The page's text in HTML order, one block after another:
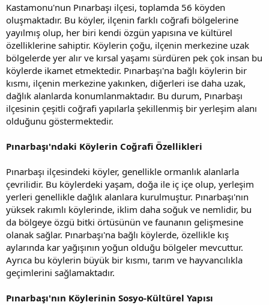
Kastamonu'nun Pınarbaşı ilçesi, toplamda 56 köyden
oluşmaktadır. Bu köyler, ilçenin farklı coğrafi bölgelerine
yayılmış olup, her biri kendi özgün yapısına ve kültürel
özelliklerine sahiptir. Köylerin çoğu, ilçenin merkezine uzak
bölgelerde yer alır ve kırsal yaşamı sürdüren pek çok insan bu
köylerde ikamet etmektedir. Pınarbaşı'na bağlı köylerin bir
kısmı, ilçenin merkezine yakınken, diğerleri ise daha uzak,
dağlık alanlarda konumlanmaktadır. Bu durum, Pınarbaşı
ilçesinin çeşitli coğrafi yapılarla şekillenmiş bir yerleşim alanı
olduğunu göstermektedir.
Pınarbaşı'ndaki Köylerin Coğrafi Özellikleri
Pınarbaşı ilçesindeki köyler, genellikle ormanlık alanlarla
çevrilidir. Bu köylerdeki yaşam, doğa ile iç içe olup, yerleşim
yerleri genellikle dağlık alanlara kurulmuştur. Pınarbaşı'nın
yüksek rakımlı köylerinde, iklim daha soğuk ve nemlidir, bu
da bölgeye özgü bitki örtüsünün ve faunanın gelişmesine
olanak sağlar. Pınarbaşı'na bağlı köylerde, özellikle kış
aylarında kar yağışının yoğun olduğu bölgeler mevcuttur.
Ayrıca bu köylerin büyük bir kısmı, tarım ve hayvancılıkla
geçimlerini sağlamaktadır.
Pınarbaşı'nın Köylerinin Sosyo-Kültürel Yapısı